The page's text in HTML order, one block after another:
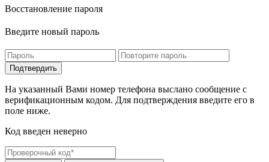
Восстановление пароля
Введите новый пароль
На указанный Вами номер телефона выслано сообщение с
верификационным кодом. Для подтверждения введите его в
поле ниже.
Код введен неверно